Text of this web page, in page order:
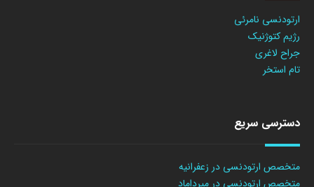
ارتودنسی نامرئی
رژیم کتوژنیک
جراح لاغری
تام استخر
دسترسی سریع
متخصص ارتودنسی در زعفرانیه
متخصص ارتودنسی در میرداماد